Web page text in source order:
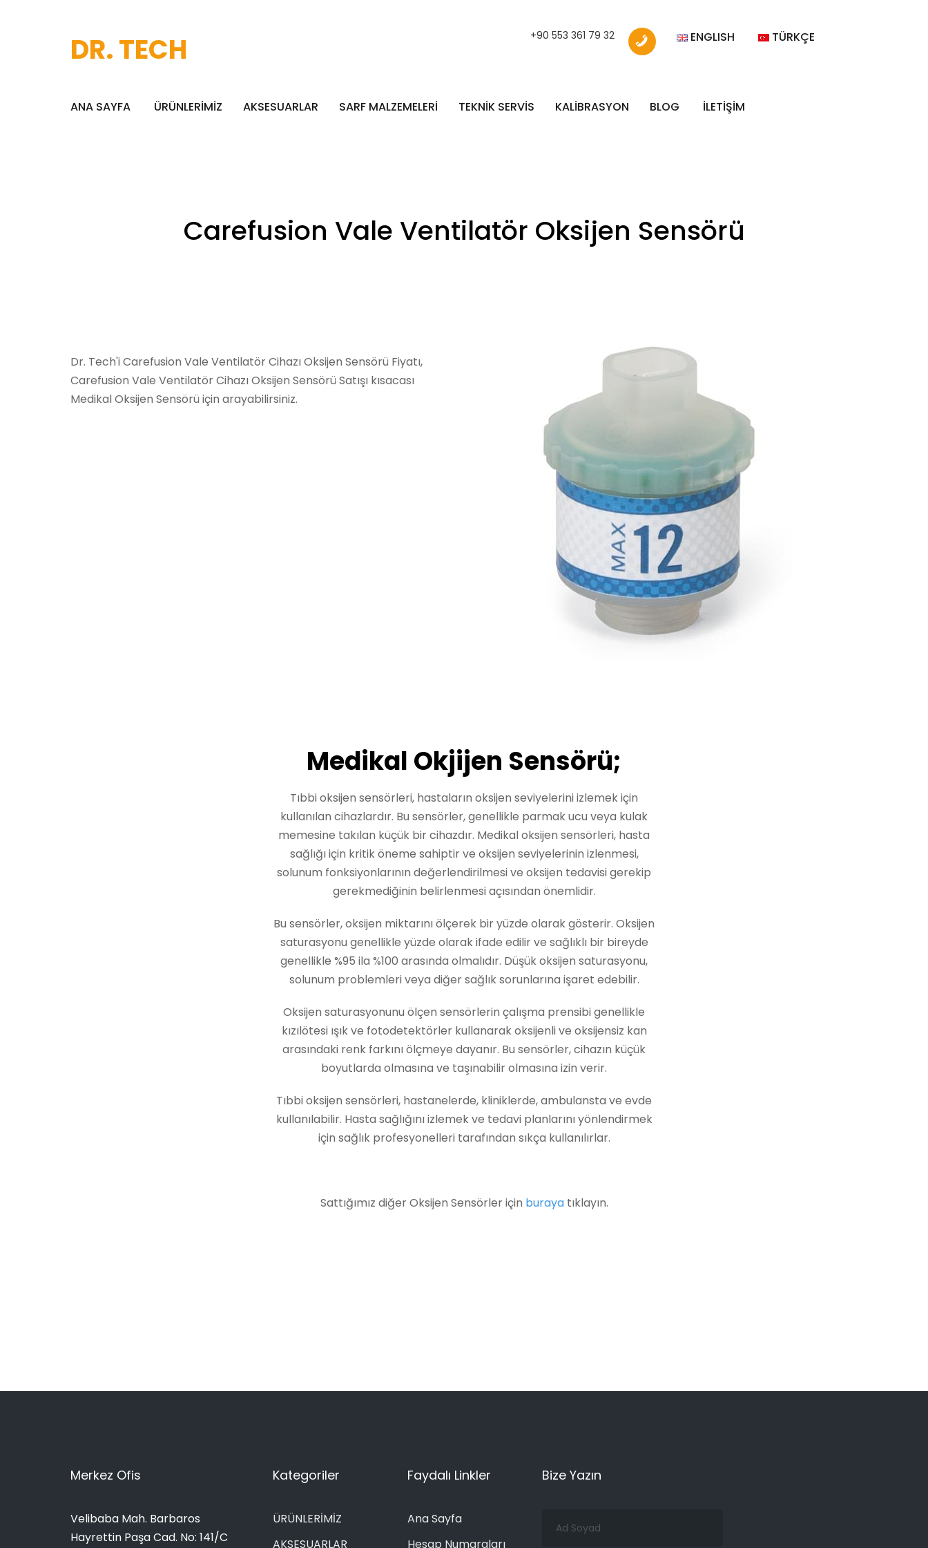
DR. TECH +90 553 361 79 32 ENGLISH TÜRKÇE
ANA SAYFA ÜRÜNLERİMİZ AKSESUARLAR SARF MALZEMELERİ TEKNİK SERVİS KALİBRASYON BLOG İLETİŞİM
Carefusion Vale Ventilatör Oksijen Sensörü
Dr. Tech'i Carefusion Vale Ventilatör Cihazı Oksijen Sensörü Fiyatı,
Carefusion Vale Ventilatör Cihazı Oksijen Sensörü Satışı kısacası
Medikal Oksijen Sensörü için arayabilirsiniz.
Medikal Okjijen Sensörü;
Tıbbi oksijen sensörleri, hastaların oksijen seviyelerini izlemek için
kullanılan cihazlardır. Bu sensörler, genellikle parmak ucu veya kulak
memesine takılan küçük bir cihazdır. Medikal oksijen sensörleri, hasta
sağlığı için kritik öneme sahiptir ve oksijen seviyelerinin izlenmesi,
solunum fonksiyonlarının değerlendirilmesi ve oksijen tedavisi gerekip
gerekmediğinin belirlenmesi açısından önemlidir.
Bu sensörler, oksijen miktarını ölçerek bir yüzde olarak gösterir. Oksijen
saturasyonu genellikle yüzde olarak ifade edilir ve sağlıklı bir bireyde
genellikle %95 ila %100 arasında olmalıdır. Düşük oksijen saturasyonu,
solunum problemleri veya diğer sağlık sorunlarına işaret edebilir.
Oksijen saturasyonunu ölçen sensörlerin çalışma prensibi genellikle
kızılötesi ışık ve fotodetektörler kullanarak oksijenli ve oksijensiz kan
arasındaki renk farkını ölçmeye dayanır. Bu sensörler, cihazın küçük
boyutlarda olmasına ve taşınabilir olmasına izin verir.
Tıbbi oksijen sensörleri, hastanelerde, kliniklerde, ambulansta ve evde
kullanılabilir. Hasta sağlığını izlemek ve tedavi planlarını yönlendirmek
için sağlık profesyonelleri tarafından sıkça kullanılırlar.
Sattığımız diğer Oksijen Sensörler için buraya tıklayın.
Merkez Ofis
Velibaba Mah. Barbaros
Hayrettin Paşa Cad. No: 141/C
Kategoriler
ÜRÜNLERİMİZ
AKSESUARLAR
Faydalı Linkler
Ana Sayfa
Hesap Numaraları
Bize Yazın
Soyad